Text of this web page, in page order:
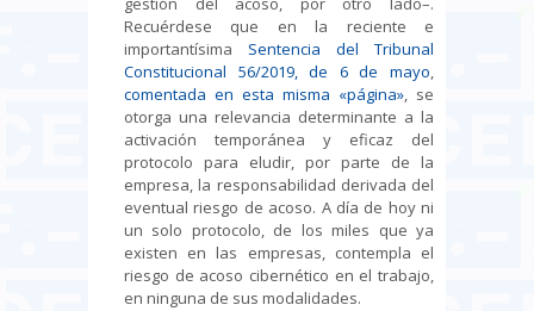
Recuérdese que en la reciente e
importantísima Sentencia del Tribunal
Constitucional 56/2019, de 6 de mayo,
comentada en esta misma «página», se
otorga una relevancia determinante a la
activación temporánea y eficaz del
protocolo para eludir, por parte de la
empresa, la responsabilidad derivada del
eventual riesgo de acoso. A día de hoy ni
un solo protocolo, de los miles que ya
existen en las empresas, contempla el
riesgo de acoso cibernético en el trabajo,
en ninguna de sus modalidades.